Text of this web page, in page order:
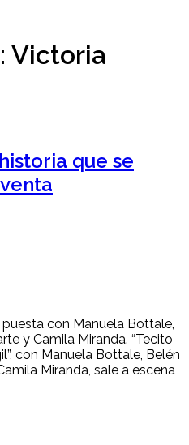
Victoria
que se
con Manuela Bottale,
y Camila Miranda. “Tecito
con Manuela Bottale, Belén
Miranda, sale a escena